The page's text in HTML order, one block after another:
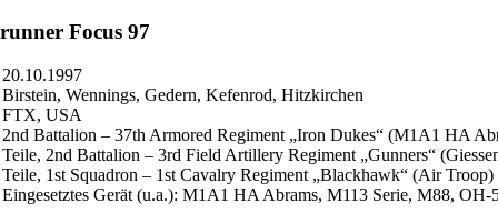
Focus 97
20.10.1997
Birstein, Wennings, Gedern, Kefenrod, Hitzkirchen
FTX, USA
2nd Battalion – 37th Armored Regiment „Iron Dukes“ (M1A1 HA
Teile, 2nd Battalion – 3rd Field Artillery Regiment „Gunners“
Teile, 1st Squadron – 1st Cavalry Regiment „Blackhawk“ (Air Troop)
Eingesetztes Gerät (u.a.): M1A1 HA Abrams, M113 Serie, M88,